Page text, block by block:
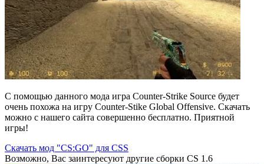
C помощью данного мода игра Counter-Strike Source будет
очень похожа на игру Counter-Stike Global Offensive. Скачать
можно с нашего сайта совершенно бесплатно. Приятной
игры!
Скачать мод "CS:GO" для CSS
Возможно, Вас заинтересуют другие сборки CS 1.6